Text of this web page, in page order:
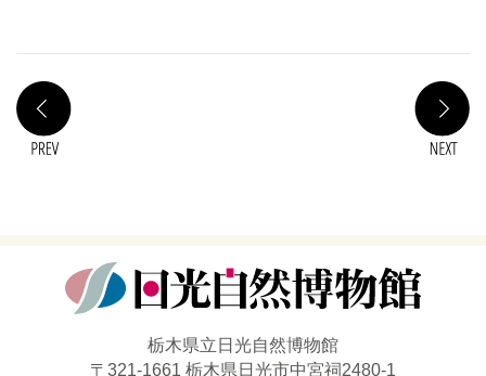
栃木県立日光自然博物館
〒321-1661 栃木県日光市中宮祠2480-1